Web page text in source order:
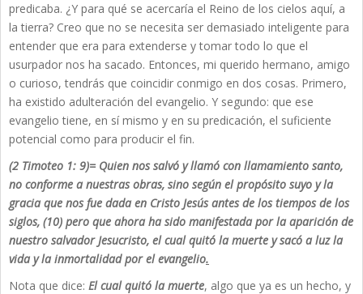
predicaba. ¿Y para qué se acercaría el Reino de los cielos aquí, a
la tierra? Creo que no se necesita ser demasiado inteligente para
entender que era para extenderse y tomar todo lo que el
usurpador nos ha sacado. Entonces, mi querido hermano, amigo
o curioso, tendrás que coincidir conmigo en dos cosas. Primero,
ha existido adulteración del evangelio. Y segundo: que ese
evangelio tiene, en sí mismo y en su predicación, el suficiente
potencial como para producir el fin.
(2 Timoteo 1: 9)= Quien nos salvó y llamó con llamamiento santo,
no conforme a nuestras obras, sino según el propósito suyo y la
gracia que nos fue dada en Cristo Jesús antes de los tiempos de los
siglos, (10) pero que ahora ha sido manifestada por la aparición de
nuestro salvador Jesucristo, el cual quitó la muerte y sacó a luz la
vida y la inmortalidad por el evangelio.
Nota que dice: El cual quitó la muerte, algo que ya es un hecho, y